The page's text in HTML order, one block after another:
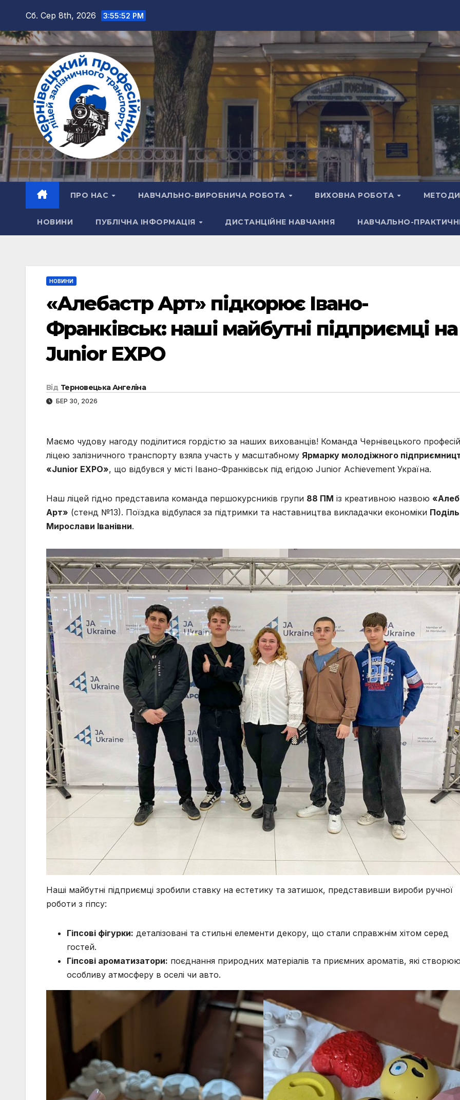
вмісту
Сб. Сер 8th, 2026 3:55:54 PM
ПРО НАС НАВЧАЛЬНО-ВИРОБНИЧА РОБОТА ВИХОВНА РОБОТА
НОВИНИ ПУБЛІЧНА ІНФОРМАЦІЯ ДИСТАНЦІЙНЕ НАВЧАННЯ НАВЧАЛЬНО-
НОВИНИ
«Алебастр Арт» підкорює Івано-
Франківськ: наші майбутні підприємці на
Junior EXPO
Від Терновецька Ангеліна
БЕР 30, 2026
Маємо чудову нагоду поділитися гордістю за наших вихованців! Команда Чернівецького
ліцею залізничного транспорту взяла участь у масштабному Ярмарку молодіжного
«Junior EXPO», що відбувся у місті Івано-Франківськ під егідою Junior Achievement Україна.
Наш ліцей гідно представила команда першокурсників групи 88 ПМ із креативною назвою
Арт» (стенд №13). Поїздка відбулася за підтримки та наставництва викладачки економіки
Мирослави Іванівни.
Наші майбутні підприємці зробили ставку на естетику та затишок, представивши вироби ручної
роботи з гіпсу:
Гіпсові фігурки: деталізовані та стильні елементи декору, що стали справжнім хітом серед
гостей.
Гіпсові ароматизатори: поєднання природних матеріалів та приємних ароматів, які
особливу атмосферу в оселі чи авто.